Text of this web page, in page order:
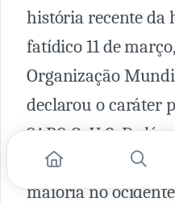
história recente da
fatídico 11 de
Organização
declarou o caráter
SARS-CoV-2. De lá
de um milhão e
maioria no